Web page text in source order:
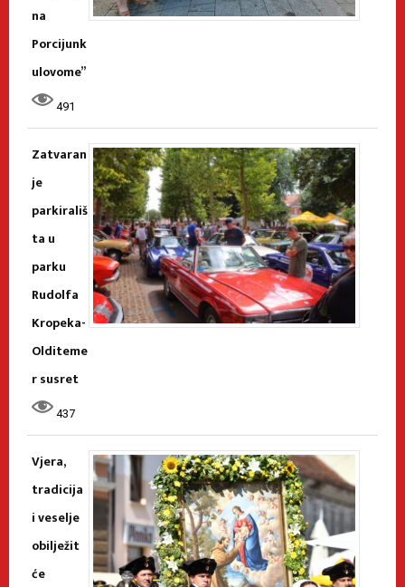
na
Porcijunk
ulovome”
491
Zatvaran
je
parkirališ
ta u
parku
Rudolfa
Kropeka-
Olditeme
r susret
437
Vjera,
tradicija
i veselje
obilježit
će